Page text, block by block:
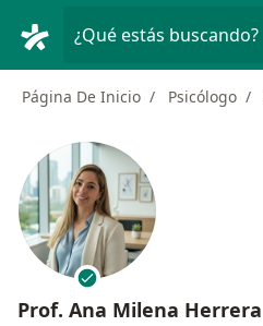
¿Qué estás buscando?
Página De Inicio Psicólogo
Prof. Ana Milena Herrera